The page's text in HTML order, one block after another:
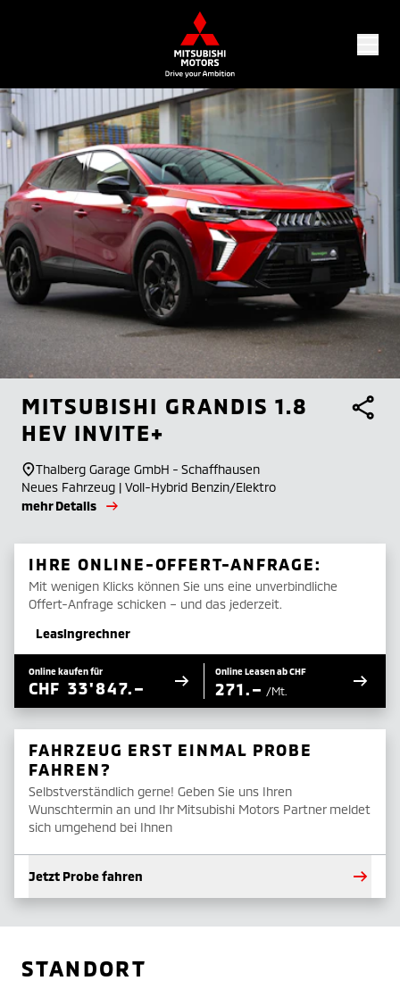
MITSUBISHI GRANDIS 1.8
HEV INVITE+
Thalberg Garage GmbH - Schaffhausen
Neues Fahrzeug | Voll-Hybrid Benzin/Elektro
mehr Details
IHRE ONLINE-OFFERT-ANFRAGE:
Mit wenigen Klicks können Sie uns eine unverbindliche
Offert-Anfrage schicken – und das jederzeit.
Leasingrechner
Online kaufen für
CHF 33'847.–
Online Leasen ab CHF
271.– /Mt.
FAHRZEUG ERST EINMAL PROBE
FAHREN?
Selbstverständlich gerne! Geben Sie uns Ihren
Wunschtermin an und Ihr Mitsubishi Motors Partner meldet
sich umgehend bei Ihnen
Jetzt Probe fahren
STANDORT